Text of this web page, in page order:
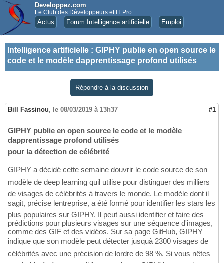
Developpez.com
Le Club des Développeurs et IT Pro
Actus Forum Intelligence artificielle Emploi
Intelligence artificielle : GIPHY publie en open source le
code et le modèle dapprentissage profond utilisés
Répondre à la discussion
Bill Fassinou, le 08/03/2019 à 13h37 #1
GIPHY publie en open source le code et le modèle
dapprentissage profond utilisés
pour la détection de célébrité
GIPHY a décidé cette semaine douvrir le code source de son
modèle de deep learning quil utilise pour distinguer des milliers
de visages de célébrités à travers le monde. Le modèle dont il
sagit, précise lentreprise, a été formé pour identifier les stars les
plus populaires sur GIPHY. Il peut aussi identifier et faire des
prédictions pour plusieurs visages sur une séquence d'images,
comme des GIF et des vidéos. Sur sa page GitHub, GIPHY
indique que son modèle peut détecter jusquà 2300 visages de
célébrités avec une précision de lordre de 98 %. Si vous nêtes